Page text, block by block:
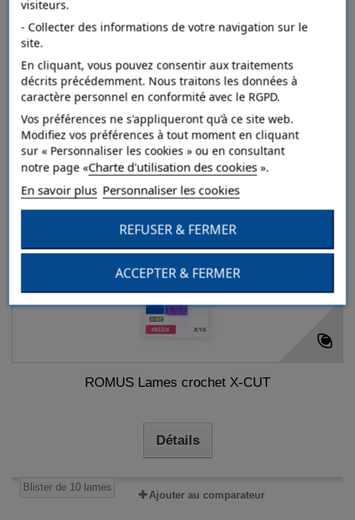
Détails
Ajouter au comparateur
ROMUS Lames crochet X-CUT
Détails
Blister de 10 lames
Ajouter au comparateur
visiteurs.
- Collecter des informations de votre navigation sur le
site.
En cliquant, vous pouvez consentir aux traitements
décrits précédemment. Nous traitons les données à
caractère personnel en conformité avec le RGPD.
Vos préférences ne s'appliqueront qu’à ce site web.
Modifiez vos préférences à tout moment en cliquant
sur « Personnaliser les cookies » ou en consultant
notre page «Charte d'utilisation des cookies».
En savoir plus Personnaliser les cookies
REFUSER & FERMER
ACCEPTER & FERMER